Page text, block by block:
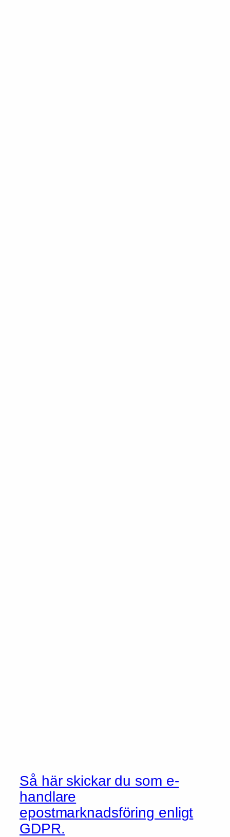
Så här skickar du som e-
handlare
epostmarknadsföring enligt
GDPR.